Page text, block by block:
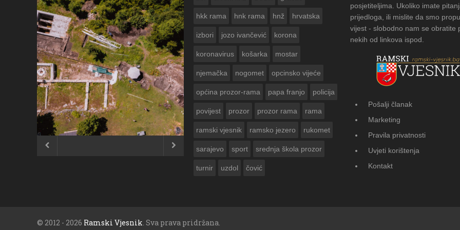
ČESTITKA RAMSKOG VJESNIKA ZA
USKRS 2023. GODINE
FOTOGALERIJA: Čuvanje običaja u Donjoj
 
hkk rama hnk rama hnž hrvatska
izbori jozo ivančević korona
koronavirus košarka mostar
njemačka nogomet opcinsko vijeće
općina prozor-rama papa franjo policija
povijest prozor prozor rama rama
ramski vjesnik ramsko jezero rukomet
sarajevo sport srednja škola prozor
turnir uzdol čović
posjetiteljima. Ukoliko imate
prijedloga, ili mislite da smo
vijest - slobodno nam se obratite
nekih od linkova ispod.
Pošalji članak
Marketing
Pravila privatnosti
Uvjeti korištenja
Kontakt
© 2012 - 2026 Ramski Vjesnik. Sva prava pridržana.